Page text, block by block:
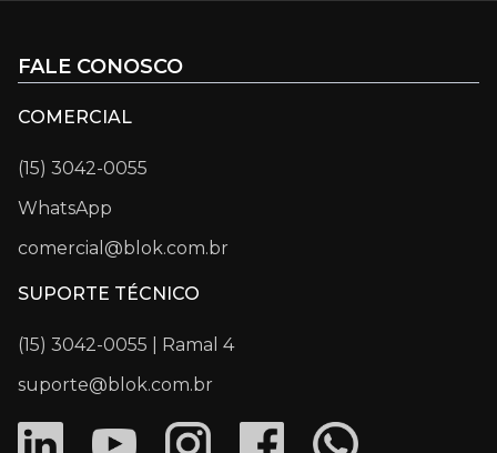
FALE CONOSCO
COMERCIAL
(15) 3042-0055
WhatsApp
comercial@blok.com.br
SUPORTE TÉCNICO
(15) 3042-0055 | Ramal 4
suporte@blok.com.br